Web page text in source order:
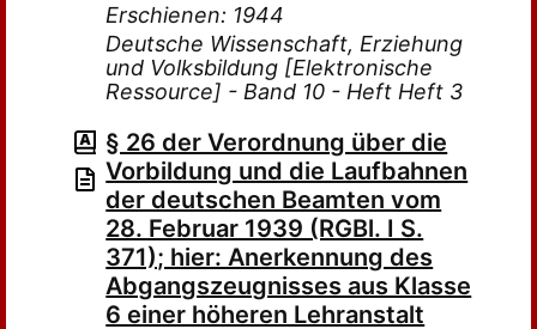
Erschienen: 1944
Deutsche Wissenschaft, Erziehung
und Volksbildung [Elektronische
Ressource] - Band 10 - Heft Heft 3
§ 26 der Verordnung über die
Vorbildung und die Laufbahnen
der deutschen Beamten vom
28. Februar 1939 (RGBl. I S.
371); hier: Anerkennung des
Abgangszeugnisses aus Klasse
6 einer höheren Lehranstalt